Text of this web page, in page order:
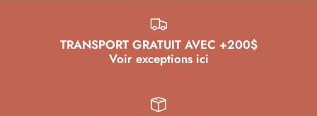
TRANSPORT GRATUIT AVEC +200$
Voir exceptions ici